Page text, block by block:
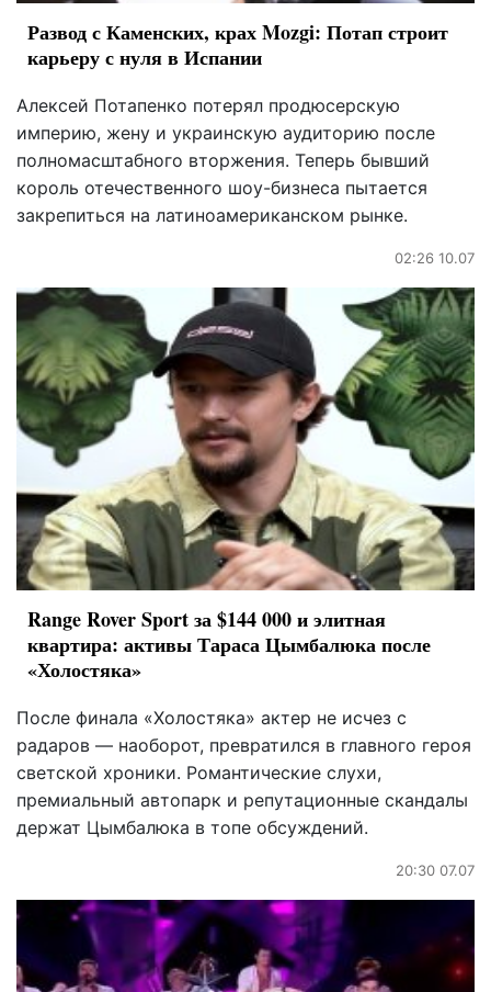
Развод с Каменских, крах Mozgi: Потап строит
карьеру с нуля в Испании
Алексей Потапенко потерял продюсерскую
империю, жену и украинскую аудиторию после
полномасштабного вторжения. Теперь бывший
король отечественного шоу-бизнеса пытается
закрепиться на латиноамериканском рынке.
02:26 10.07
Range Rover Sport за $144 000 и элитная
квартира: активы Тараса Цымбалюка после
«Холостяка»
После финала «Холостяка» актер не исчез с
радаров — наоборот, превратился в главного героя
светской хроники. Романтические слухи,
премиальный автопарк и репутационные скандалы
держат Цымбалюка в топе обсуждений.
20:30 07.07